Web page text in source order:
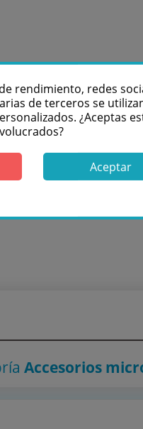
Accesorios
rendimiento, redes
de terceros se
¿Aceptas
Aceptar